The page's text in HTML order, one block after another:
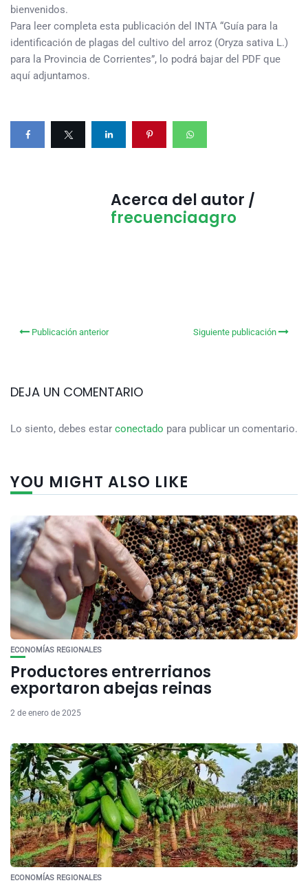
bienvenidos.
Para leer completa esta publicación del INTA “Guía para la
identificación de plagas del cultivo del arroz (Oryza sativa L.)
para la Provincia de Corrientes”, lo podrá bajar del PDF que
aquí adjuntamos.
Acerca del autor /
frecuenciaagro
Publicación anterior Siguiente publicación
DEJA UN COMENTARIO
Lo siento, debes estar conectado para publicar un comentario.
YOU MIGHT ALSO LIKE
ECONOMÍAS REGIONALES
Productores entrerrianos
exportaron abejas reinas
2 de enero de 2025
ECONOMÍAS REGIONALES